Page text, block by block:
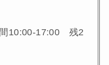
10:00-17:00 残2